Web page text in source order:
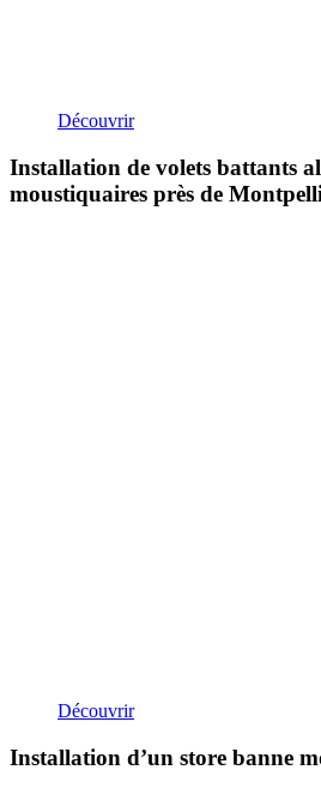
Découvrir
Installation de volets battants
moustiquaires près de
Découvrir
Installation d’un store banne